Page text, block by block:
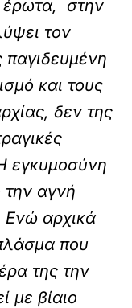
έρωτα, στην
τον
και τους
δεν της
εγκυμοσύνη
την αγνή
Ενώ αρχικά
που
της την
με βίαιο